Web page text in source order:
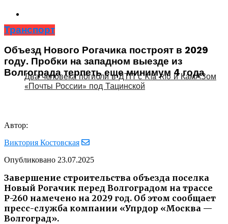
Два человека погибли в ДТП с Kia Rio и КамАЗом
«Почты России» под Тацинской
Транспорт
Объезд Нового Рогачика построят в 2029
году. Пробки на западном выезде из
Волгограда терпеть еще минимум 4 года
Автор:
Виктория Костовская
Опубликовано 23.07.2025
Завершение строительства объезда поселка
Новый Рогачик перед Волгоградом на трассе
Р-260 намечено на 2029 год. Об этом сообщает
пресс-служба компании «Упрдор «Москва —
Волгоград».